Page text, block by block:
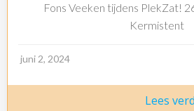
Fons Veeken tijdens PlekZat!
Kermistent
juni 2, 2024
Lees